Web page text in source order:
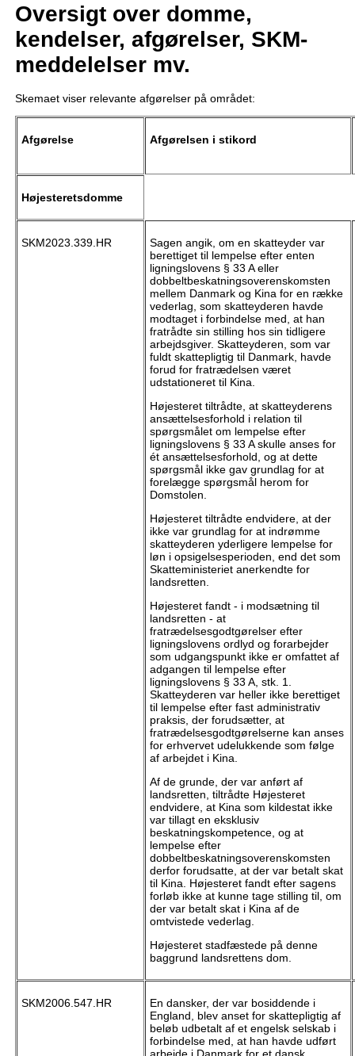
Oversigt over domme,
kendelser, afgørelser, SKM-
meddelelser mv.
Skemaet viser relevante afgørelser på området:
Afgørelse Afgørelsen i stikord
Højesteretsdomme
SKM2023.339.HR
Sagen angik, om en skatteyder var
berettiget til lempelse efter enten
ligningslovens § 33 A eller
dobbeltbeskatningsoverenskomsten
mellem Danmark og Kina for en række
vederlag, som skatteyderen havde
modtaget i forbindelse med, at han
fratrådte sin stilling hos sin tidligere
arbejdsgiver. Skatteyderen, som var
fuldt skattepligtig til Danmark, havde
forud for fratrædelsen været
udstationeret til Kina.
Højesteret tiltrådte, at skatteyderens
ansættelsesforhold i relation til
spørgsmålet om lempelse efter
ligningslovens § 33 A skulle anses for
ét ansættelsesforhold, og at dette
spørgsmål ikke gav grundlag for at
forelægge spørgsmål herom for
Domstolen.
Højesteret tiltrådte endvidere, at der
ikke var grundlag for at indrømme
skatteyderen yderligere lempelse for
løn i opsigelsesperioden, end det som
Skatteministeriet anerkendte for
landsretten.
Højesteret fandt - i modsætning til
landsretten - at
fratrædelsesgodtgørelser efter
ligningslovens ordlyd og forarbejder
som udgangspunkt ikke er omfattet af
adgangen til lempelse efter
ligningslovens § 33 A, stk. 1.
Skatteyderen var heller ikke berettiget
til lempelse efter fast administrativ
praksis, der forudsætter, at
fratrædelsesgodtgørelserne kan anses
for erhvervet udelukkende som følge
af arbejdet i Kina.
Af de grunde, der var anført af
landsretten, tiltrådte Højesteret
endvidere, at Kina som kildestat ikke
var tillagt en eksklusiv
beskatningskompetence, og at
lempelse efter
dobbeltbeskatningsoverenskomsten
derfor forudsatte, at der var betalt skat
til Kina. Højesteret fandt efter sagens
forløb ikke at kunne tage stilling til, om
der var betalt skat i Kina af de
omtvistede vederlag.
Højesteret stadfæstede på denne
baggrund landsrettens dom.
SKM2006.547.HR
En dansker, der var bosiddende i
England, blev anset for skattepligtig af
beløb udbetalt af et engelsk selskab i
forbindelse med, at han havde udført